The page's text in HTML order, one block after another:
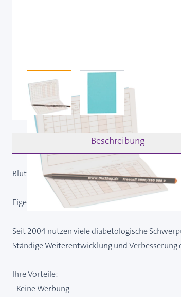
View larger imageView larger image
Beschreibung
Blutzuckertagebuch türkis - Konv.
Eigene Blutzuckertagebücher des BdSN -
Seit 2004 nutzen viele diabetologische
Ständige Weiterentwicklung und
Ihre Vorteile:
- Keine Werbung